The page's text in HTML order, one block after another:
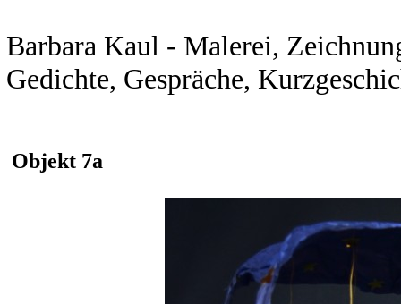
Barbara Kaul - Malerei,
Gedichte, Gespräche,
Objekt 7a